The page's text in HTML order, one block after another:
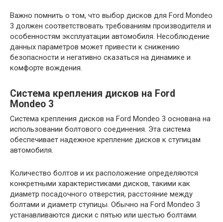
Важно помнить о том, что выбор дисков для Ford Mondeo
3 должен соответствовать требованиям производителя и
особенностям эксплуатации автомобиля. Несоблюдение
данных параметров может привести к снижению
безопасности и негативно сказаться на динамике и
комфорте вождения.
Система крепления дисков на Ford
Mondeo 3
Система крепления дисков на Ford Mondeo 3 основана на
использовании болтового соединения. Эта система
обеспечивает надежное крепление дисков к ступицам
автомобиля.
Количество болтов и их расположение определяются
конкретными характеристиками дисков, такими как
диаметр посадочного отверстия, расстояние между
болтами и диаметр ступицы. Обычно на Ford Mondeo 3
устанавливаются диски с пятью или шестью болтами.